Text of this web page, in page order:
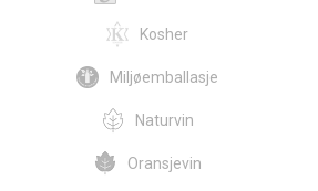
Kosher
Miljøemballasje
Naturvin
Oransjevin